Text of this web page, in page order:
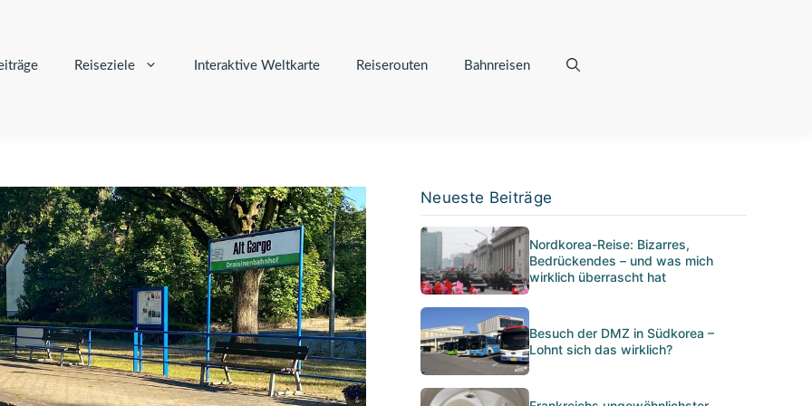
Reiseziele Interaktive Weltkarte Reiserouten Bahnreisen
Neueste Beiträge
Nordkorea-Reise: Bizarres,
Bedrückendes – und was mich
wirklich überrascht hat
Besuch der DMZ in Südkorea –
Lohnt sich das wirklich?